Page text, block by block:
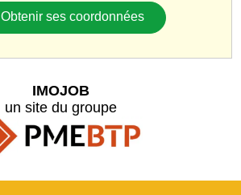
Obtenir ses coordonnées
IMOJOB
un site du groupe